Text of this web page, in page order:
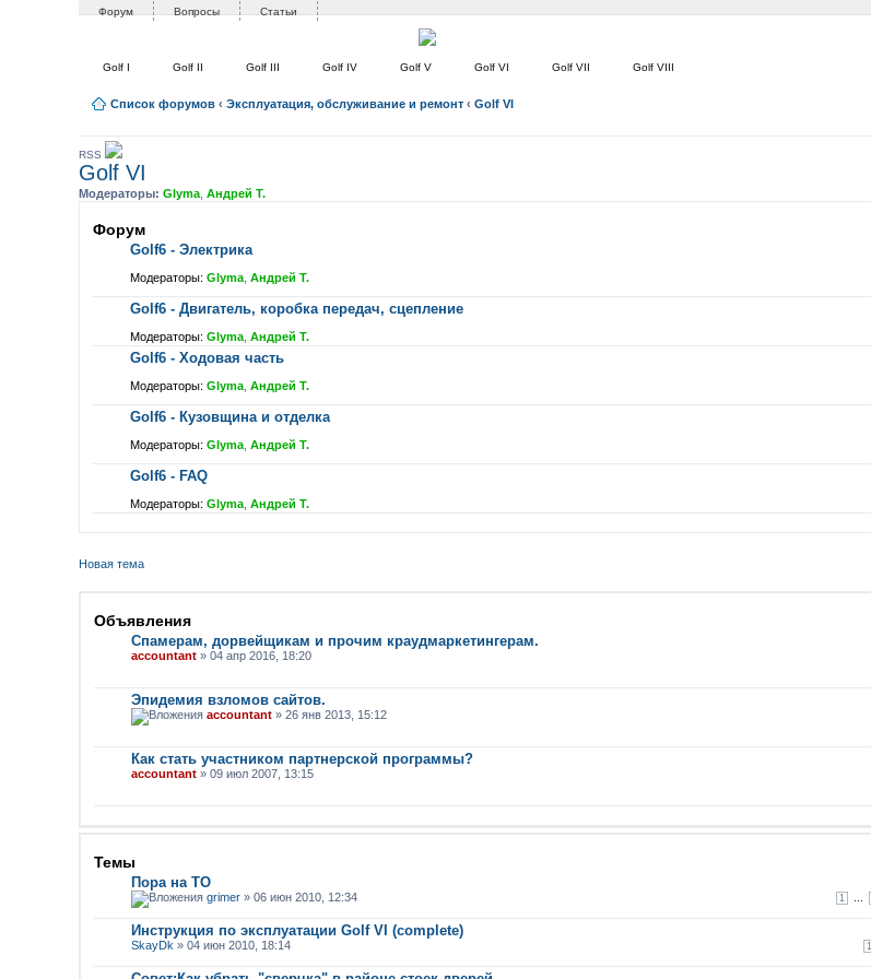
Форум Вопросы Статьи
Golf I Golf II Golf III Golf IV Golf V Golf VI Golf VII Golf VIII
Список форумов ‹ Эксплуатация, обслуживание и ремонт ‹ Golf VI
RSS
Golf VI
Модераторы: Glyma Андрей Т.
Форум
Golf6 - Электрика
Модераторы: Glyma Андрей Т.
Golf6 - Двигатель, коробка передач, сцепление
Модераторы: Glyma Андрей Т.
Golf6 - Ходовая часть
Модераторы: Glyma Андрей Т.
Golf6 - Кузовщина и отделка
Модераторы: Glyma Андрей Т.
Golf6 - FAQ
Модераторы: Glyma Андрей Т.
Новая тема
Объявления
Спамерам, дорвейщикам и прочим краудмаркетингерам.
accountant » 04 апр 2016, 18:20
Эпидемия взломов сайтов.
accountant » 26 янв 2013, 15:12
Как стать участником партнерской программы?
accountant » 09 июл 2007, 13:15
Темы
Пора на ТО
1
grimer » 06 июн 2010, 12:34
Инструкция по эксплуатации Golf VI (complete)
1
SkayDk » 04 июн 2010, 18:14